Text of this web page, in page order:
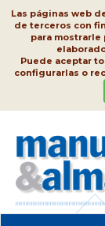
Las páginas web
de terceros con
para
Puede aceptar
configurarlas o